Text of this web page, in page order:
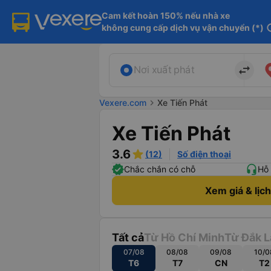
Cam kết hoàn 150% nếu nhà xe
không cung cấp dịch vụ vận chuyển (*)
Nơi xuất phát import_export
Vexere.com chevron_right Xe Tiến Phát
Xe Tiến Phát
3.6 (12)
Số điện thoại
Chắc chắn có chỗ
Xem giá &
Tất cảTừ Hồ Chí MinhTừ Đắk
07/08
T6
08/08
T7
09/08
CN
10/
T2